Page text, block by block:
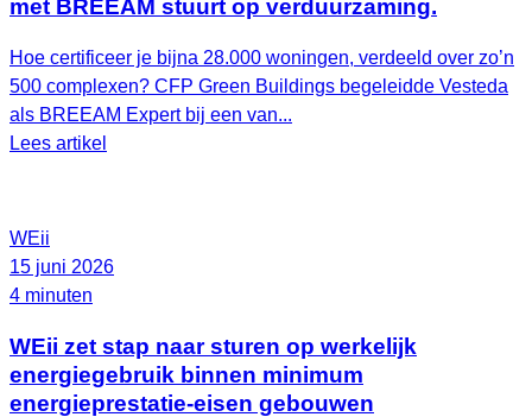
met BREEAM stuurt op verduurzaming.
Hoe certificeer je bijna 28.000 woningen, verdeeld over zo’n
500 complexen? CFP Green Buildings begeleidde Vesteda
als BREEAM Expert bij een van...
Lees artikel
WEii
15 juni 2026
4 minuten
WEii zet stap naar sturen op werkelijk
energiegebruik binnen minimum
energieprestatie-eisen gebouwen